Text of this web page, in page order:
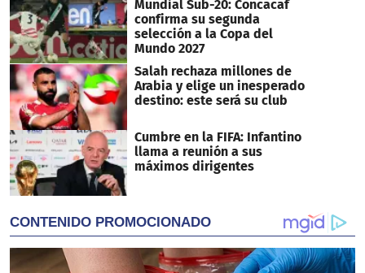
Mundial Sub-20: Concacaf
confirma su segunda
selección a la Copa del
Mundo 2027
Salah rechaza millones de
Arabia y elige un inesperado
destino: este será su club
Cumbre en la FIFA: Infantino
llama a reunión a sus
máximos dirigentes